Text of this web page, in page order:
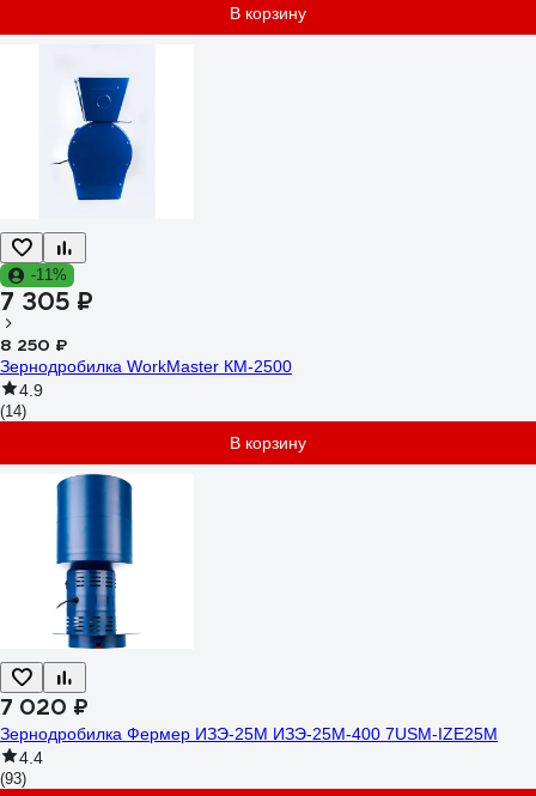
В корзину
-11%
7 305 ₽
8 250 ₽
Зернодробилка WorkMaster КМ-2500
4.9
(14)
В корзину
7 020 ₽
Зернодробилка Фермер ИЗЭ-25М ИЗЭ-25М-400 7USM-IZE25M
4.4
(93)